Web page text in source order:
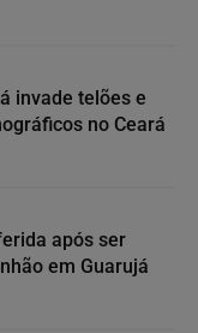
invade telões e
no Ceará
após ser
em Guarujá